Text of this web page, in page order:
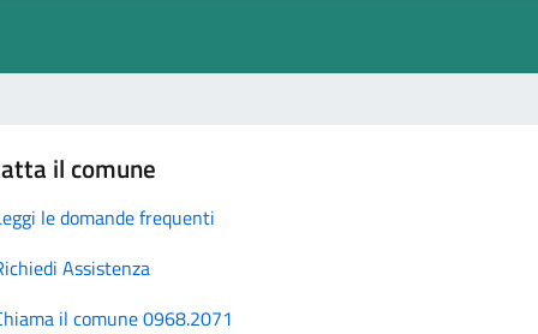
il comune
le domande frequenti
Assistenza
il comune 0968.2071